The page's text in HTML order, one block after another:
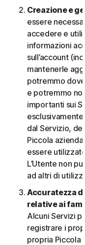
Creazione e
essere
accedere e
informazioni
sull’account
mantenerle
potremmo
e potremmo
importanti sui
esclusivamente
dal Servizio,
Piccola
essere
L’Utente non
ad altri di
Accuratezza
relative ai
Alcuni Servizi
registrare i
propria Piccola